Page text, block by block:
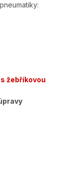
žebříkovou